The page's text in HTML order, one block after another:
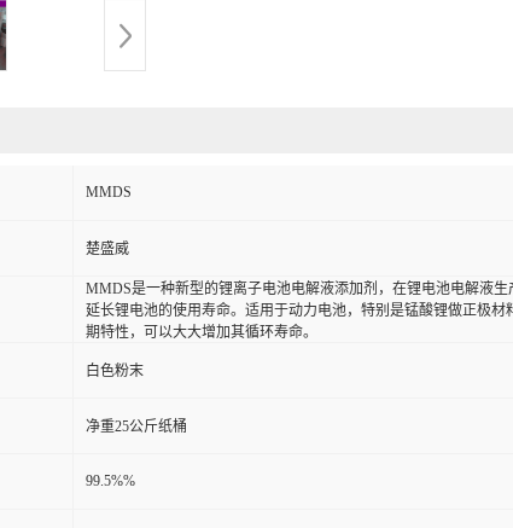
MMDS
楚盛威
MMDS是一种新型的锂离子电池电解液添加剂，在锂电池电解液
延长锂电池的使用寿命。适用于动力电池，特别是锰酸锂做正极
期特性，可以大大增加其循环寿命。
白色粉末
净重25公斤纸桶
99.5%%